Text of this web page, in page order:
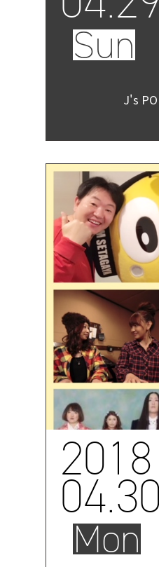
Sun
J's
2018
04.30
Mon